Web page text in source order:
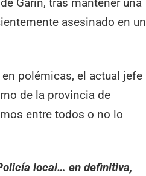
asesinado en un
polémicas, el actual jefe
de la provincia de
entre todos o no lo
local… en definitiva,